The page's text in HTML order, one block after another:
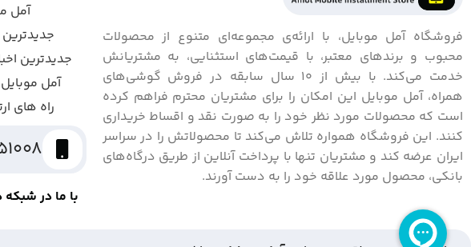
فروشگاه آمل موبایل، با ارائه‌ی مجموعه‌ای متنوع از محصولات
محبوب و برندهای معتبر، با قیمت‌های استثنایی، به مشتریانش
خدمت می‌کند. با بیش از 10 سال سابقه در فروش گوشی‌های
همراه، آمل موبایل این امکان را برای مشتریان محترم فراهم کرده
است که محصولات مورد نظر خود را به صورت نقد و اقساط خریداری
کنند. این فروشگاه همواره تلاش می‌کند تا محصولاتش را در سراسر
ایران عرضه کند و مشتریان تنها با پرداخت آنلاین از طریق درگاه‌های
بانکی، محصول مورد علاقه خود را به دست آورند.
آمل
جدیدترین
آمل
راه های
با ما در